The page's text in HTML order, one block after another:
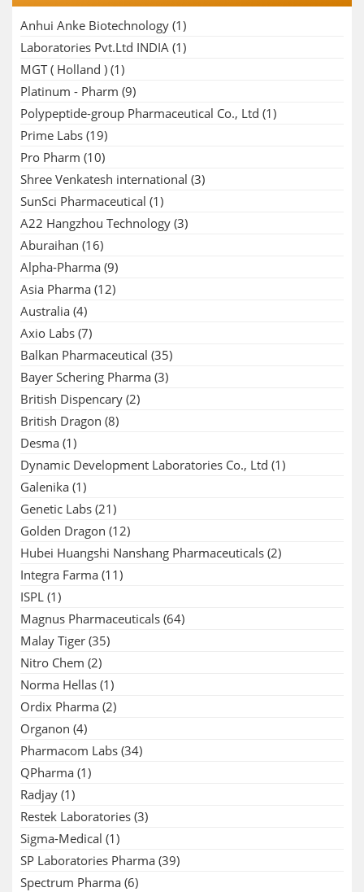
Anhui Anke Biotechnology (1)
Laboratories Pvt.Ltd INDIA (1)
MGT ( Holland ) (1)
Platinum - Pharm (9)
Polypeptide-group Pharmaceutical Co., Ltd (1)
Prime Labs (19)
Pro Pharm (10)
Shree Venkatesh international (3)
SunSci Pharmaceutical (1)
A22 Hangzhou Technology (3)
Aburaihan (16)
Alpha-Pharma (9)
Asia Pharma (12)
Australia (4)
Axio Labs (7)
Balkan Pharmaceutical (35)
Bayer Schering Pharma (3)
British Dispencary (2)
British Dragon (8)
Desma (1)
Dynamic Development Laboratories Co., Ltd (1)
Galenika (1)
Genetic Labs (21)
Golden Dragon (12)
Hubei Huangshi Nanshang Pharmaceuticals (2)
Integra Farma (11)
ISPL (1)
Magnus Pharmaceuticals (64)
Malay Tiger (35)
Nitro Chem (2)
Norma Hellas (1)
Ordix Pharma (2)
Organon (4)
Pharmacom Labs (34)
QPharma (1)
Radjay (1)
Restek Laboratories (3)
Sigma-Medical (1)
SP Laboratories Pharma (39)
Spectrum Pharma (6)